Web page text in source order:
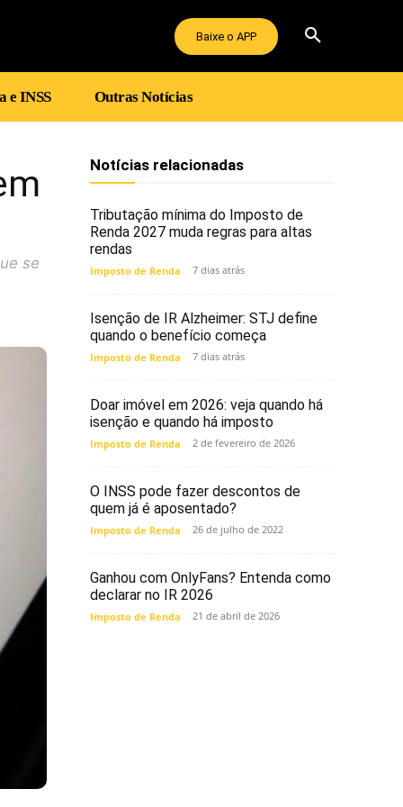
Baixe o APP
e INSS Outras Notícias
se
Notícias relacionadas
Tributação mínima do Imposto de
Renda 2027 muda regras para altas
rendas
Imposto de Renda 7 dias atrás
Isenção de IR Alzheimer: STJ define
quando o benefício começa
Imposto de Renda 7 dias atrás
Doar imóvel em 2026: veja quando há
isenção e quando há imposto
Imposto de Renda 2 de fevereiro de 2026
O INSS pode fazer descontos de
quem já é aposentado?
Imposto de Renda 26 de julho de 2022
Ganhou com OnlyFans? Entenda como
declarar no IR 2026
Imposto de Renda 21 de abril de 2026